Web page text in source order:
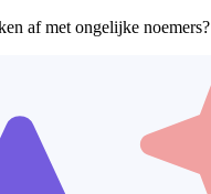
af met ongelijke noemers?